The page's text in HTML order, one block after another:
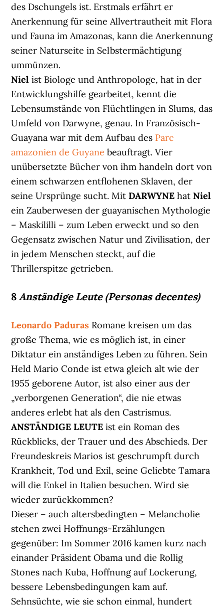
des Dschungels ist. Erstmals erfährt er
Anerkennung für seine Allvertrautheit mit Flora
und Fauna im Amazonas, kann die Anerkennung
seiner Naturseite in Selbstermächtigung
ummünzen.
Niel ist Biologe und Anthropologe, hat in der
Entwicklungshilfe gearbeitet, kennt die
Lebensumstände von Flüchtlingen in Slums, das
Umfeld von Darwyne, genau. In Französisch-
Guayana war mit dem Aufbau des Parc
amazonien de Guyanebeauftragt. Vier
unübersetzte Bücher von ihm handeln dort von
einem schwarzen entflohenen Sklaven, der
seine Ursprünge sucht. MitDARWYNE hatNiel
ein Zauberwesen der guayanischen Mythologie
– Maskililli – zum Leben erweckt und so den
Gegensatz zwischen Natur und Zivilisation, der
in jedem Menschen steckt, auf die
Thrillerspitze getrieben.
8Anständige Leute (Personas decentes)
Leonardo Paduras Romane kreisen um das
große Thema, wie es möglich ist, in einer
Diktatur ein anständiges Leben zu führen. Sein
Held Mario Conde ist etwa gleich alt wie der
1955 geborene Autor, ist also einer aus der
„verborgenen Generation“, die nie etwas
anderes erlebt hat als den Castrismus.
ANSTÄNDIGE LEUTEist ein Roman des
Rückblicks, der Trauer und des Abschieds. Der
Freundeskreis Marios ist geschrumpft durch
Krankheit, Tod und Exil, seine Geliebte Tamara
will die Enkel in Italien besuchen. Wird sie
wieder zurückkommen?
Dieser – auch altersbedingten – Melancholie
stehen zwei Hoffnungs-Erzählungen
gegenüber: Im Sommer 2016 kamen kurz nach
einander Präsident Obama und die Rollig
Stones nach Kuba, Hoffnung auf Lockerung,
bessere Lebensbedingungen kam auf.
Sehnsüchte, wie sie schon einmal, hundert